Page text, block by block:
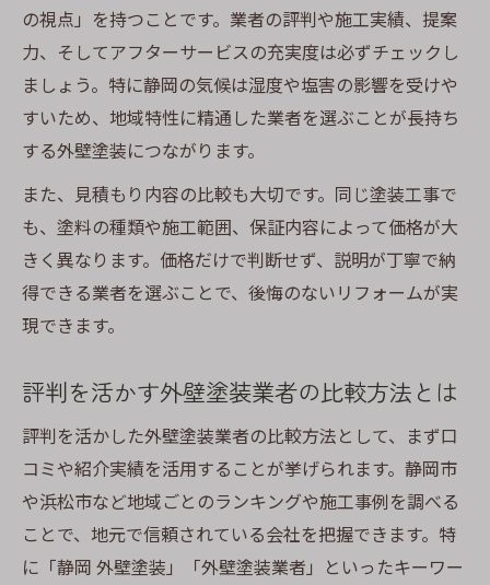
の視点」を持つことです。業者の評判や施工実績、提案
力、そしてアフターサービスの充実度は必ずチェックし
ましょう。特に静岡の気候は湿度や塩害の影響を受けや
すいため、地域特性に精通した業者を選ぶことが長持ち
する外壁塗装につながります。
また、見積もり内容の比較も大切です。同じ塗装工事で
も、塗料の種類や施工範囲、保証内容によって価格が大
きく異なります。価格だけで判断せず、説明が丁寧で納
得できる業者を選ぶことで、後悔のないリフォームが実
現できます。
評判を活かす外壁塗装業者の比較方法とは
評判を活かした外壁塗装業者の比較方法として、まず口
コミや紹介実績を活用することが挙げられます。静岡市
や浜松市など地域ごとのランキングや施工事例を調べる
ことで、地元で信頼されている会社を把握できます。特
に「静岡 外壁塗装」「外壁塗装業者」といったキーワー